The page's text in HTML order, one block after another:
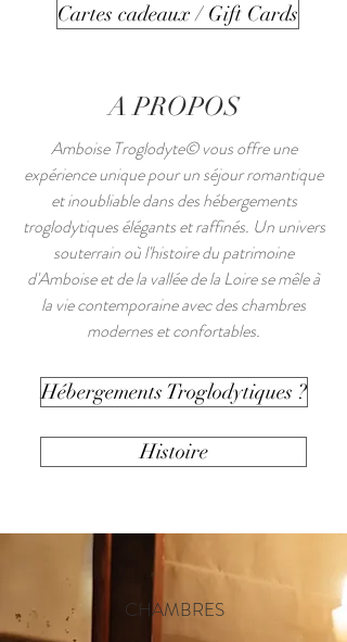
Cartes cadeaux / Gift Cards
A PROPOS
Amboise Troglodyte© vous offre une
expérience unique pour un séjour romantique
et inoubliable dans des hébergements
troglodytiques élégants et raffinés. Un univers
souterrain où l'histoire du patrimoine
d'Amboise et de la vallée de la Loire se mêle à
la vie contemporaine avec des chambres
modernes et confortables.
Hébergements Troglodytiques ?
Histoire
CHAMBRES